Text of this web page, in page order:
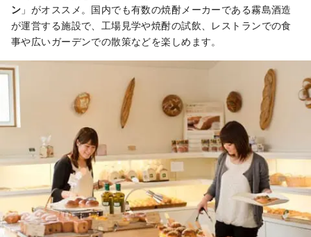
ン 」がオススメ。国内でも有数の焼酎メーカーである霧島酒造
が運営する施設で、工場見学や焼酎の試飲、レストランでの食
事や広いガーデンでの散策などを楽しめます。